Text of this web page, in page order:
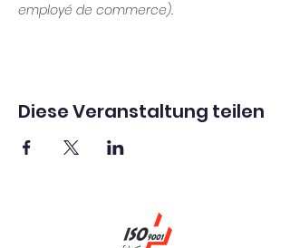
employé de commerce).
Diese Veranstaltung teilen